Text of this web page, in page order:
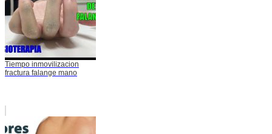
Tiempo inmovilizacion
fractura falange mano